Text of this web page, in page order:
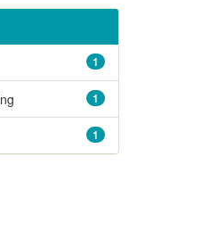
1
1
1